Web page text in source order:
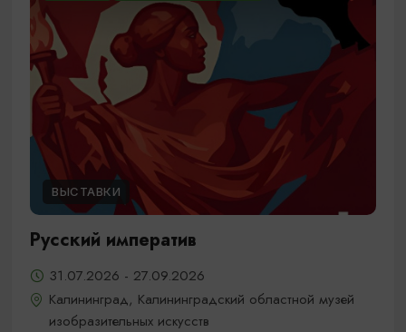
ВЫСТАВКИ
Русский императив
31.07.2026 - 27.09.2026
Калининград, Калининградский областной музей
изобразительных искусств